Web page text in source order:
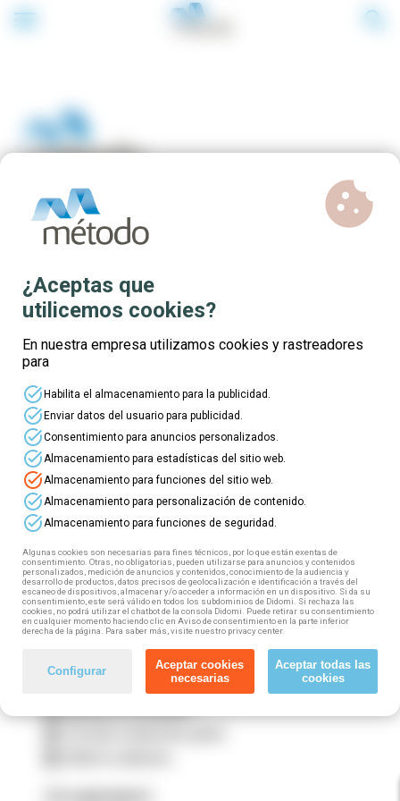
menu search
Cursos online 100% gratuitos
para trabajadores Sector
Agrario
⭐ ¡Nuevos cursos online gratuitos
profesionales delSector Agrario! ⭐
⏩ Este sector incluye: Sector Agrario, Forestal y
Pecuario; Producción, manipulado, envasado para
el comercio y exportación de cítricos, frutas,
hortalizas, flores y plantas vivas; Granjas avícolas
y otros animales.
Si trabajas en este sector (tanto por cuenta propia
como por cuenta ajena) puedes acceder a esta
formación gratuita, 100% subvencionada. ¿Cómo?
¡Muy fácil! Tan solo tienes que seguir estos
¿Aceptas que
utilicemos cookies?
cookie
En nuestra empresa utilizamos cookies y rastreadores
para
task_altHabilita el almacenamiento para la publicidad.
task_altEnviar datos del usuario para publicidad.
task_altConsentimiento para anuncios personalizados.
task_alt Almacenamiento para estadísticas del sitio web.
task_alt Almacenamiento para funciones del sitio web.
task_alt Almacenamiento para personalización de contenido.
task_alt Almacenamiento para funciones de seguridad.
Algunas cookies son necesarias para fines técnicos, por lo que están exentas de
consentimiento. Otras, no obligatorias, pueden utilizarse para anuncios y contenidos
personalizados, medición de anuncios y contenidos, conocimiento de la audiencia y
desarrollo de productos, datos precisos de geolocalización e identificación a través del
escaneo de dispositivos, almacenar y/o acceder a información en un dispositivo. Si da su
consentimiento, este será válido en todos los subdominios de Didomi. Si rechaza las
cookies, no podrá utilizar el chatbot de la consola Didomi. Puede retirar su consentimiento
en cualquier momento haciendo clic en Aviso de consentimiento en la parte inferior
derecha de la página. Para saber más, visite nuestro privacy center.
Configurar
Aceptar cookies
necesarias
Aceptar todas las
cookies